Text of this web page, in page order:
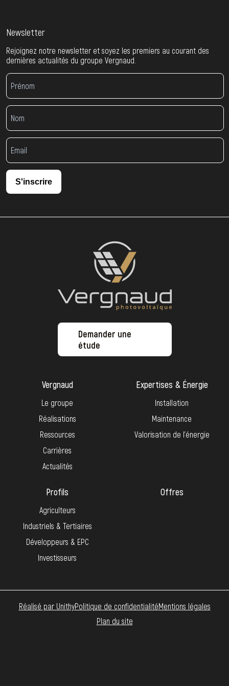
Newsletter
Rejoignez notre newsletter et soyez les premiers au courant des
dernières actualités du groupe Vergnaud.
S'inscrire
Demander une
étude
Vergnaud
Le groupe
Réalisations
Ressources
Carrières
Actualités
Expertises & Énergie
Installation
Maintenance
Valorisation de l’énergie
Profils
Agriculteurs
Industriels & Tertiaires
Développeurs & EPC
Investisseurs
Offres
Réalisé par UnithyPolitique de confidentialitéMentions légales
Plan du site